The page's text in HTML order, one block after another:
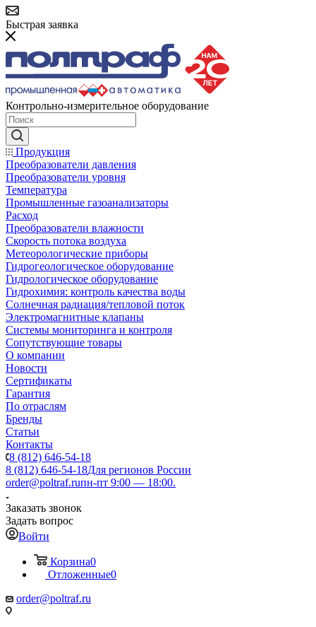
Быстрая заявка
Контрольно-измерительное оборудование
Продукция
Преобразователи давления
Преобразователи уровня
Температура
Промышленные газоанализаторы
Расход
Преобразователи влажности
Скорость потока воздуха
Метеорологические приборы
Гидрогеологическое оборудование
Гидрологическое оборудование
Гидрохимия: контроль качества воды
Солнечная радиация/тепловой поток
Электромагнитные клапаны
Системы мониторинга и контроля
Сопутствующие товары
О компании
Новости
Сертификаты
Гарантия
По отраслям
Бренды
Статьи
Контакты
8 (812) 646-54-18
8 (812) 646-54-18Для регионов России
order@poltraf.ruпн-пт 9:00 — 18:00.
Заказать звонок
Задать вопрос
Войти
Корзина0
Отложенные0
order@poltraf.ru